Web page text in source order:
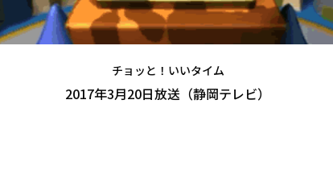
チョッと！いいタイム
2017年3月20日放送（静岡テレビ）